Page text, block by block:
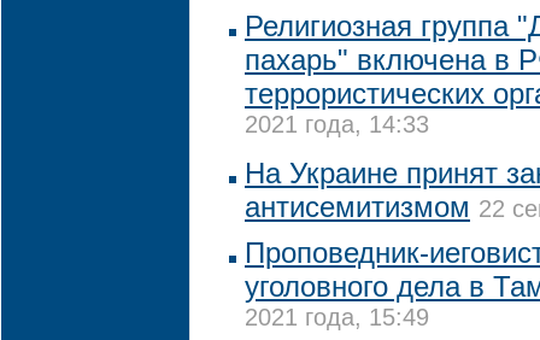
Религиозная группа
пахарь" включена в
террористических
2021 года, 14:33
На Украине принят
антисемитизмом 22
Проповедник-
уголовного дела в
2021 года, 15:49